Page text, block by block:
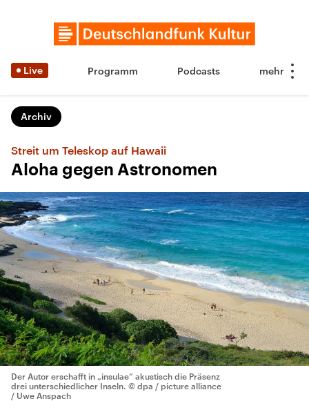
Live Programm Podcasts
Archiv
Streit um Teleskop auf Hawaii
Aloha gegen Astronomen
Der Autor erschafft in „insulae“ akustisch die Präsenz
drei unterschiedlicher Inseln. © dpa / picture alliance
/ Uwe Anspach